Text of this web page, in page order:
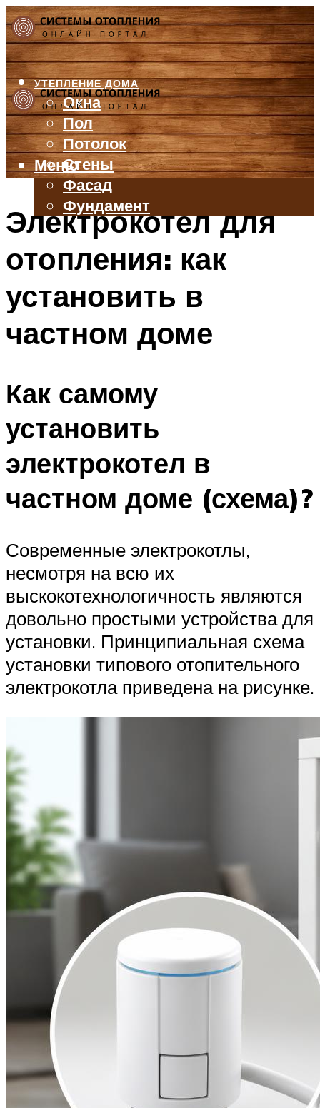
УТЕПЛЕНИЕ ДОМА
Окна
Пол
Потолок
Стены
Фасад
Фундамент
БАЛКОН И ЛОДЖИЯ
ВЕНТИЛЯЦИЯ
ТРУБЫ
Меню
Меню
Электрокотел для
отопления: как
установить в
частном доме
Как самому
установить
электрокотел в
частном доме (схема)?
Современные электрокотлы,
несмотря на всю их
выскокотехнологичность являются
довольно простыми устройства для
установки. Принципиальная схема
установки типового отопительного
электрокотла приведена на рисунке.